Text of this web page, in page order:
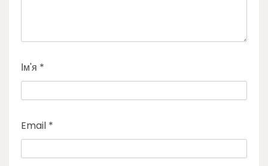
Ім'я *
Email *